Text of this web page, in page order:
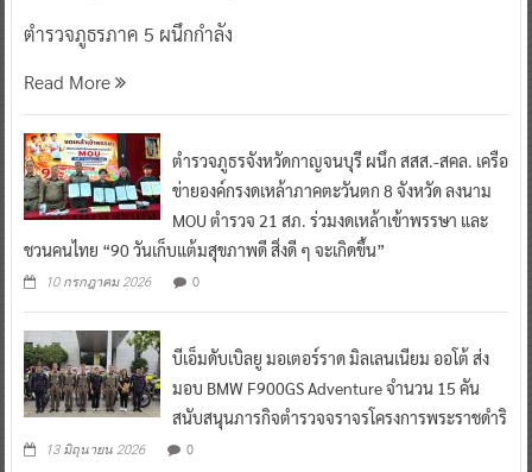
ตำรวจภูธรภาค 5 ผนึกกำลัง
Read More
ตำรวจภูธรจังหวัดกาญจนบุรี ผนึก สสส.-สคล. เครือ
ข่ายองค์กรงดเหล้าภาคตะวันตก 8 จังหวัด ลงนาม
MOU ตำรวจ 21 สภ. ร่วมงดเหล้าเข้าพรรษา และ
ชวนคนไทย “90 วันเก็บแต้มสุขภาพดี สิ่งดี ๆ จะเกิดขึ้น”
10 กรกฎาคม 2026 0
บีเอ็มดับเบิลยู มอเตอร์ราด มิลเลนเนียม ออโต้ ส่ง
มอบ BMW F900GS Adventure จำนวน 15 คัน
สนับสนุนภารกิจตำรวจจราจรโครงการพระราชดำริ
13 มิถุนายน 2026 0